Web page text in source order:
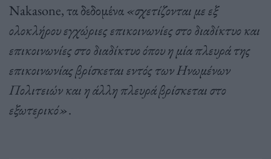
Nakasone, τα δεδομένα«σχετίζονται με εξ
ολοκλήρου εγχώριες επικοινωνίες στο διαδίκτυο και
επικοινωνίες στο διαδίκτυο όπου η μία πλευρά της
επικοινωνίας βρίσκεται εντός των Ηνωμένων
Πολιτειών και η άλλη πλευρά βρίσκεται στο
εξωτερικό».